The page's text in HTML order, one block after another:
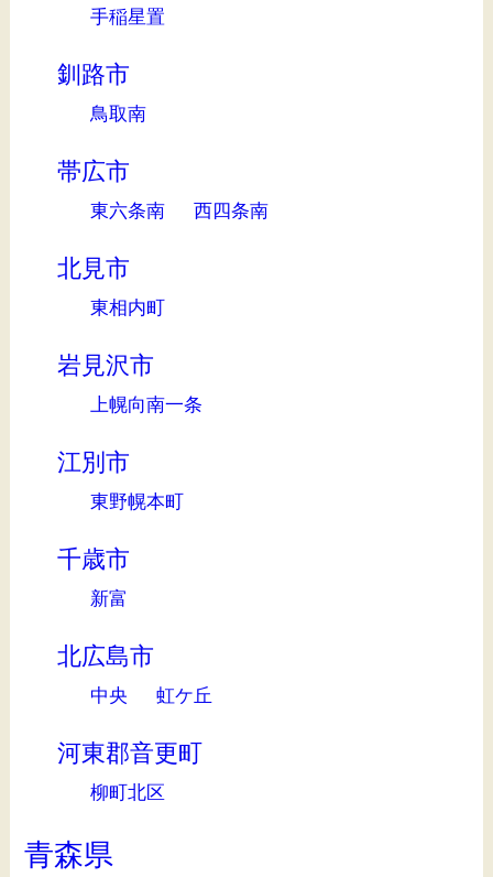
手稲星置
釧路市
鳥取南
帯広市
東六条南 西四条南
北見市
東相内町
岩見沢市
上幌向南一条
江別市
東野幌本町
千歳市
新富
北広島市
中央 虹ケ丘
河東郡音更町
柳町北区
青森県